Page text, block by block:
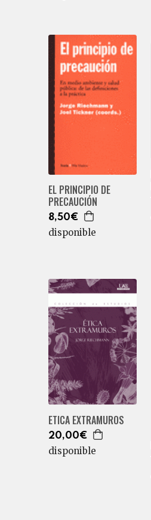
EL PRINCIPIO DE
PRECAUCIÓN
8,50€
disponible
ETICA EXTRAMUROS
20,00€
disponible